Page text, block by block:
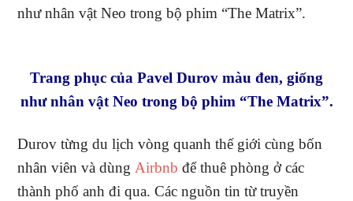
như nhân vật Neo trong bộ phim “The Matrix”.
Trang phục của Pavel Durov màu đen, giống
như nhân vật Neo trong bộ phim “The Matrix”.
Durov từng du lịch vòng quanh thế giới cùng bốn
nhân viên và dùng Airbnb để thuê phòng ở các
thành phố anh đi qua. Các nguồn tin từ truyền